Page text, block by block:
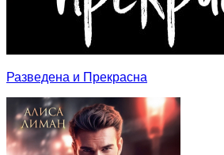
Разведена и Прекрасна